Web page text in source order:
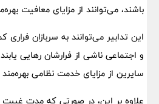
باشند، می‌توانند از مزایای معافیت
این تدابیر می‌توانند به سربازان فراری
و اجتماعی ناشی از فرارشان رهایی
سایرین از مزایای خدمت نظامی
علاوه بر این، در صورتی که مدت